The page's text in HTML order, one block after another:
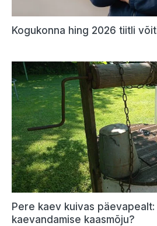
Kogukonna hing 2026 tiitli
Pere kaev kuivas päevapealt:
kaevandamise kaasmõju?